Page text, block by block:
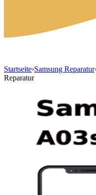
Startseite›Samsung Reparatur
Reparatur